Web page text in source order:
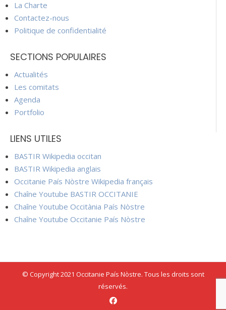
La Charte
Contactez-nous
Politique de confidentialité
SECTIONS POPULAIRES
Actualités
Les comitats
Agenda
Portfolio
LIENS UTILES
BASTIR Wikipedia occitan
BASTIR Wikipedia anglais
Occitanie País Nòstre Wikipedia français
Chaîne Youtube BASTIR OCCITANIE
Chaîne Youtube Occitània País Nòstre
Chaîne Youtube Occitanie País Nòstre
© Copyright 2021 Occitanie País Nòstre. Tous les droits sont
réservés.